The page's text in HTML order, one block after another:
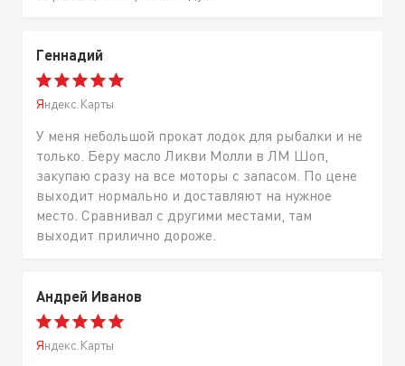
Геннадий
Яндекс.Карты
У меня небольшой прокат лодок для рыбалки и не
только. Беру масло Ликви Молли в ЛМ Шоп,
закупаю сразу на все моторы с запасом. По цене
выходит нормально и доставляют на нужное
место. Сравнивал с другими местами, там
выходит прилично дороже.
Андрей Иванов
Яндекс.Карты